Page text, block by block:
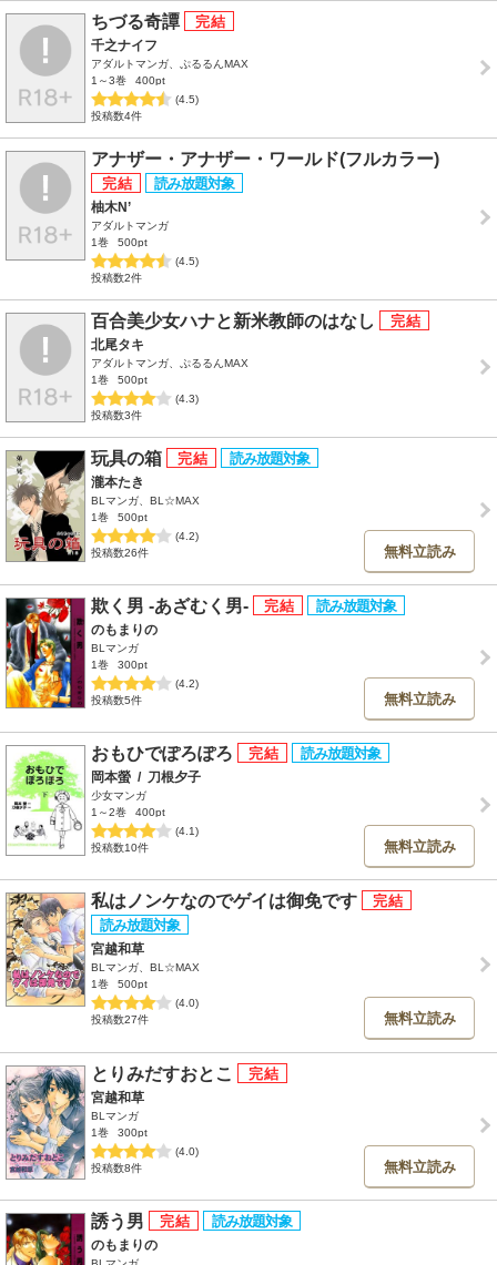
ちづる奇譚
千之ナイフ
アダルトマンガ、ぷるるんMAX
1～3巻
400pt
(4.5)
投稿数4件
アナザー・アナザー・ワールド(フルカラー)
柚木N’
アダルトマンガ
1巻
500pt
(4.5)
投稿数2件
百合美少女ハナと新米教師のはなし
北尾タキ
アダルトマンガ、ぷるるんMAX
1巻
500pt
(4.3)
投稿数3件
玩具の箱
瀧本たき
BLマンガ、BL☆MAX
1巻
500pt
(4.2)
投稿数26件
無料立読み
欺く男 -あざむく男-
のもまりの
BLマンガ
1巻
300pt
(4.2)
投稿数5件
無料立読み
おもひでぽろぽろ
岡本螢 / 刀根夕子
少女マンガ
1～2巻
400pt
(4.1)
投稿数10件
無料立読み
私はノンケなのでゲイは御免です
宮越和草
BLマンガ、BL☆MAX
1巻
500pt
(4.0)
投稿数27件
無料立読み
とりみだすおとこ
宮越和草
BLマンガ
1巻
300pt
(4.0)
投稿数8件
無料立読み
誘う男
のもまりの